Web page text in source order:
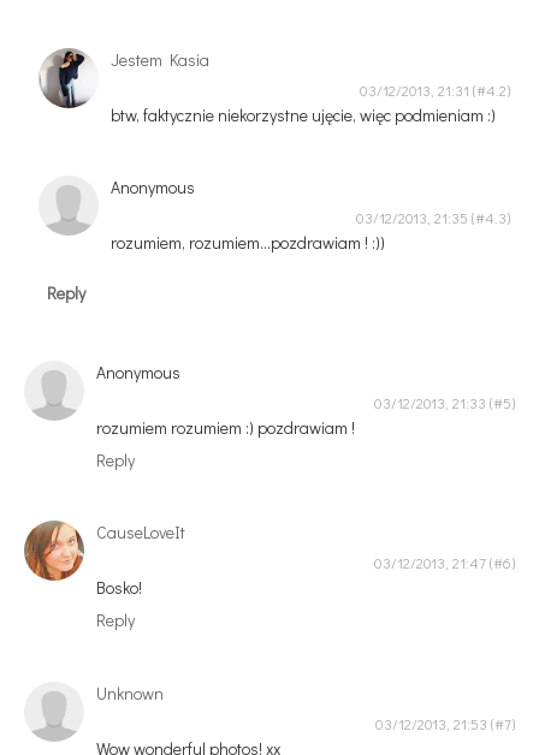
Jestem Kasia
03/12/2013, 21:31
btw, faktycznie niekorzystne ujęcie, więc podmieniam :)
Anonymous
03/12/2013, 21:35
rozumiem, rozumiem...pozdrawiam ! :))
Reply
Anonymous
03/12/2013, 21:33
rozumiem rozumiem :) pozdrawiam !
Reply
CauseLoveIt
03/12/2013, 21:47
Bosko!
Reply
Unknown
03/12/2013, 21:53
Wow wonderful photos! xx